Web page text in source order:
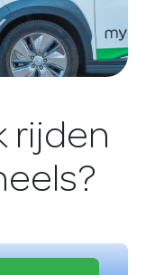
rijden